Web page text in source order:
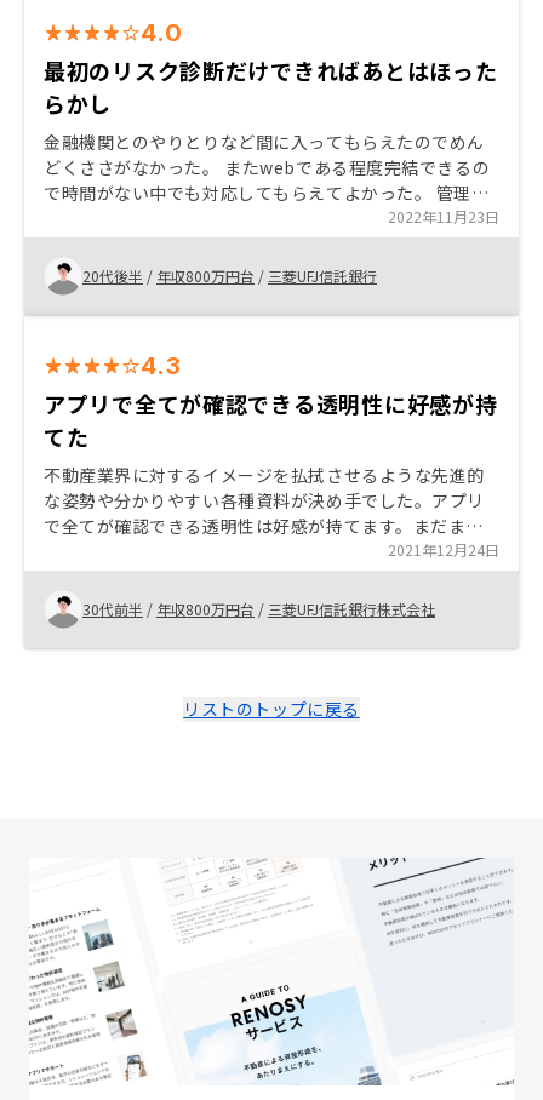
4.0
最初のリスク診断だけできればあとはほった
らかし
金融機関とのやりとりなど間に入ってもらえたのでめん
どくささがなかった。 またwebである程度完結できるの
で時間がない中でも対応してもらえてよかった。 管理プ
ランなどがしっかりしていて安心できた。 質問にすぐに
答えてもらえた 物件を決定するまでの時間が短い点だけ
残念
2022年11月23日
20代後半 / 年収800万円台 / 三菱UFJ信託銀行
4.3
アプリで全てが確認できる透明性に好感が持
てた
不動産業界に対するイメージを払拭させるような先進的
な姿勢や分かりやすい各種資料が決め手でした。アプリ
で全てが確認できる透明性は好感が持てます。まだまだ
若い会社だとは思いますが、将来性も感じるため、物件
価格は少々割高と感じましたが、契約させていただくこ
ととしました。 物件価格の手頃感
2021年12月24日
30代前半 / 年収800万円台 / 三菱UFJ信託銀行株式会社
リストのトップに戻る